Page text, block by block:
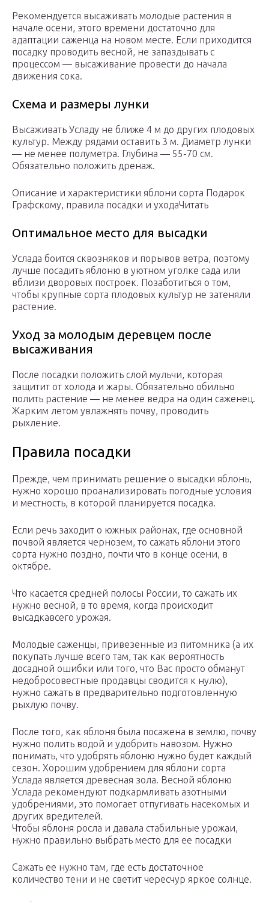
Рекомендуется высаживать молодые растения в
начале осени, этого времени достаточно для
адаптации саженца на новом месте. Если приходится
посадку проводить весной, не запаздывать с
процессом — высаживание провести до начала
движения сока.
Схема и размеры лунки
Высаживать Усладу не ближе 4 м до других плодовых
культур. Между рядами оставить 3 м. Диаметр лунки
— не менее полуметра. Глубина — 55-70 см.
Обязательно положить дренаж.
Описание и характеристики яблони сорта Подарок
Графскому, правила посадки и уходаЧитать
Оптимальное место для высадки
Услада боится сквозняков и порывов ветра, поэтому
лучше посадить яблоню в уютном уголке сада или
вблизи дворовых построек. Позаботиться о том,
чтобы крупные сорта плодовых культур не затеняли
растение.
Уход за молодым деревцем после
высаживания
После посадки положить слой мульчи, которая
защитит от холода и жары. Обязательно обильно
полить растение — не менее ведра на один саженец.
Жарким летом увлажнять почву, проводить
рыхление.
Правила посадки
Прежде, чем принимать решение о высадки яблонь,
нужно хорошо проанализировать погодные условия
и местность, в которой планируется посадка.
Если речь заходит о южных районах, где основной
почвой является чернозем, то сажать яблони этого
сорта нужно поздно, почти что в конце осени, в
октябре.
Что касается средней полосы России, то сажать их
нужно весной, в то время, когда происходит
высадкавсего урожая.
Молодые саженцы, привезенные из питомника (а их
покупать лучше всего там, так как вероятность
досадной ошибки или того, что Вас просто обманут
недобросовестные продавцы сводится к нулю),
нужно сажать в предварительно подготовленную
рыхлую почву.
После того, как яблоня была посажена в землю, почву
нужно полить водой и удобрить навозом. Нужно
понимать, что удобрять яблоню нужно будет каждый
сезон. Хорошим удобрением для яблони сорта
Услада является древесная зола. Весной яблоню
Услада рекомендуют подкармливать азотными
удобрениями, это помогает отпугивать насекомых и
других вредителей.
Чтобы яблоня росла и давала стабильные урожаи,
нужно правильно выбрать место для ее посадки
Сажать ее нужно там, где есть достаточное
количество тени и не светит чересчур яркое солнце.